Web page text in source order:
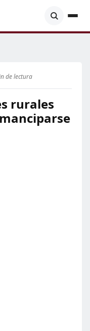
de lectura
rurales